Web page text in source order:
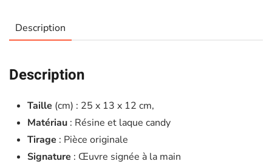
Description
Description
Taille (cm) : 25 x 13 x 12 cm,
Matériau : Résine et laque candy
Tirage : Pièce originale
Signature : Œuvre signée à la main